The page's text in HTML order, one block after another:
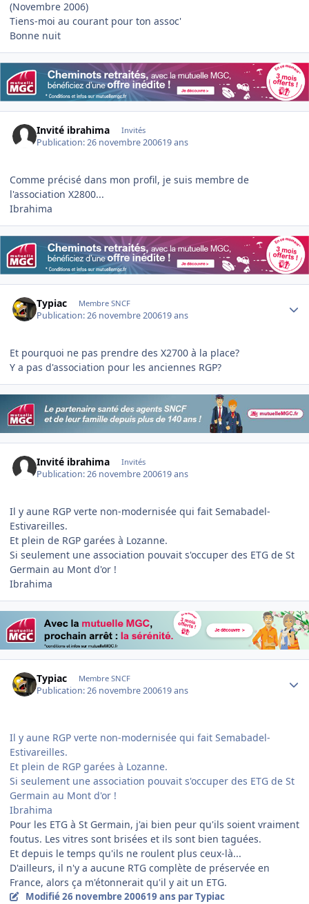
(Novembre 2006)
Tiens-moi au courant pour ton assoc'
Bonne nuit
Invité ibrahima Invités
Publication:26 novembre 200619 ans
Comme précisé dans mon profil, je suis membre de
l'association X2800...
Ibrahima
Typiac Membre SNCF
Publication:26 novembre 200619 ans
Et pourquoi ne pas prendre des X2700 à la place?
Y a pas d'association pour les anciennes RGP?
Invité ibrahima Invités
Publication:26 novembre 200619 ans
Il y aune RGP verte non-modernisée qui fait Semabadel-
Estivareilles.
Et plein de RGP garées à Lozanne.
Si seulement une association pouvait s'occuper des ETG de St
Germain au Mont d'or !
Ibrahima
Typiac Membre SNCF
Publication:26 novembre 200619 ans
Il y aune RGP verte non-modernisée qui fait Semabadel-
Estivareilles.
Et plein de RGP garées à Lozanne.
Si seulement une association pouvait s'occuper des ETG de St
Germain au Mont d'or !
Ibrahima
Pour les ETG à St Germain, j'ai bien peur qu'ils soient vraiment
foutus. Les vitres sont brisées et ils sont bien taguées.
Et depuis le temps qu'ils ne roulent plus ceux-là...
D'ailleurs, il n'y a aucune RTG complète de préservée en
France, alors ça m'étonnerait qu'il y ait un ETG.
Modifié26 novembre 200619 ans par Typiac